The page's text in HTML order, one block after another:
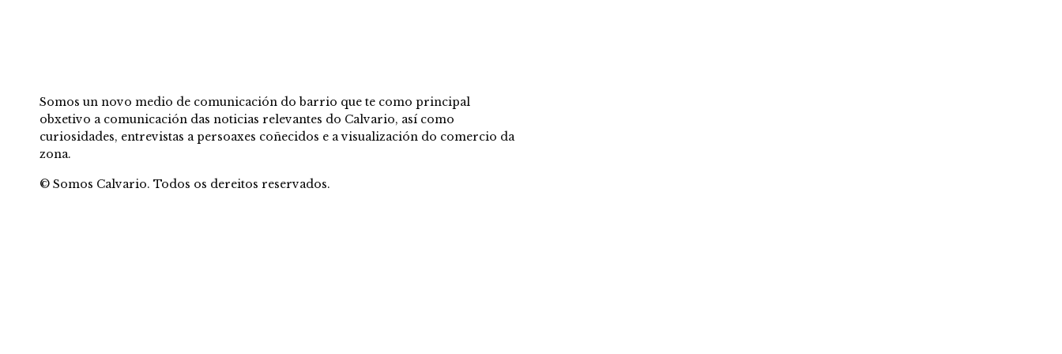
Somos un novo medio de comunicación do barrio que te como principal
obxetivo a comunicación das noticias relevantes do Calvario, así como
curiosidades, entrevistas a persoaxes coñecidos e a visualización do comercio da
zona.
© Somos Calvario. Todos os dereitos reservados.